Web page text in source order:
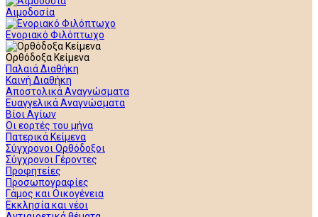
Αιμοδοσία
Ενοριακό Φιλόπτωχο
Ορθόδοξα Κείμενα
Παλαιά Διαθήκη
Καινή Διαθήκη
Αποστολικά Αναγνώσματα
Ευαγγελικά Αναγνώσματα
Βίοι Αγίων
Οι εορτές του μήνα
Πατερικά Κείμενα
Σύγχρονοι Ορθόδοξοι
Σύγχρονοι Γέροντες
Προφητείες
Προσωπογραφίες
Γάμος και Οικογένεια
Εκκλησία και νέοι